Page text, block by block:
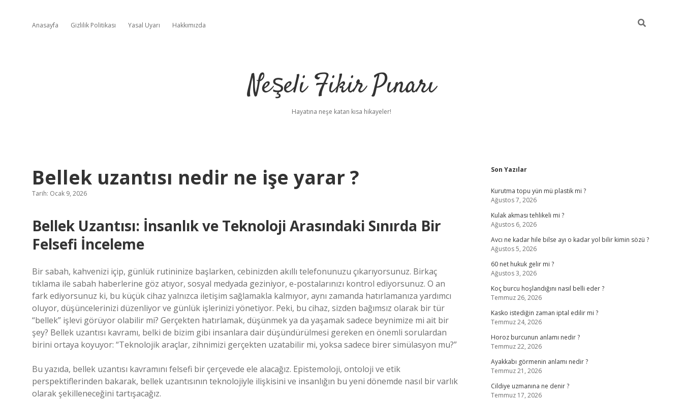
Anasayfa Gizlilik Politikası Yasal Uyarı Hakkımızda
Neşeli Fikir Pınarı
Hayatına neşe katan kısa hikayeler!
Bellek uzantısı nedir ne işe yarar ?
Tarih: Ocak 9, 2026
Bellek Uzantısı: İnsanlık ve Teknoloji Arasındaki Sınırda Bir
Felsefi İnceleme
Bir sabah, kahvenizi içip, günlük rutininize başlarken, cebinizden akıllı telefonunuzu çıkarıyorsunuz. Birkaç
tıklama ile sabah haberlerine göz atıyor, sosyal medyada geziniyor, e-postalarınızı kontrol ediyorsunuz. O an
fark ediyorsunuz ki, bu küçük cihaz yalnızca iletişim sağlamakla kalmıyor, aynı zamanda hatırlamanıza yardımcı
oluyor, düşüncelerinizi düzenliyor ve günlük işlerinizi yönetiyor. Peki, bu cihaz, sizden bağımsız olarak bir tür
“bellek” işlevi görüyor olabilir mi? Gerçekten hatırlamak, düşünmek ya da yaşamak sadece beynimize mi ait bir
şey? Bellek uzantısı kavramı, belki de bizim gibi insanlara dair düşündürülmesi gereken en önemli sorulardan
birini ortaya koyuyor: “Teknolojik araçlar, zihnimizi gerçekten uzatabilir mi, yoksa sadece birer simülasyon mu?”
Bu yazıda, bellek uzantısı kavramını felsefi bir çerçevede ele alacağız. Epistemoloji, ontoloji ve etik
perspektiflerinden bakarak, bellek uzantısının teknolojiyle ilişkisini ve insanlığın bu yeni dönemde nasıl bir varlık
olarak şekilleneceğini tartışacağız.
Sidebar
Son Yazılar
Kurutma topu yün mü plastik mi ?
Ağustos 7, 2026
Kulak akması tehlikeli mi ?
Ağustos 6, 2026
Avcı ne kadar hile bilse ayı o kadar yol bilir kimin sözü ?
Ağustos 5, 2026
60 net hukuk gelir mi ?
Ağustos 3, 2026
Koç burcu hoşlandığını nasıl belli eder ?
Temmuz 26, 2026
Kasko istediğin zaman iptal edilir mi ?
Temmuz 24, 2026
Horoz burcunun anlamı nedir ?
Temmuz 22, 2026
Ayakkabı görmenin anlamı nedir ?
Temmuz 21, 2026
Cildiye uzmanına ne denir ?
Temmuz 17, 2026